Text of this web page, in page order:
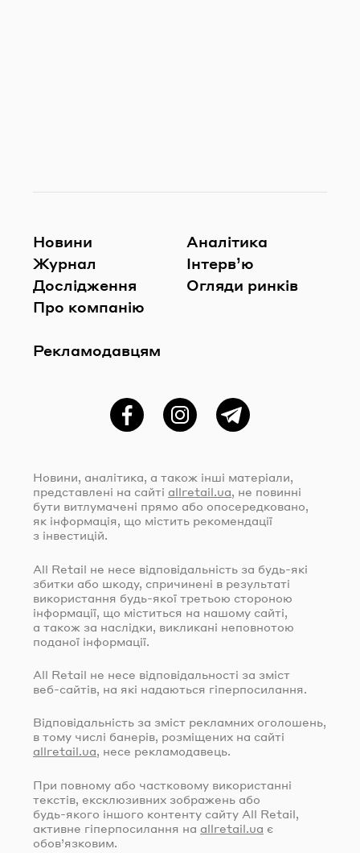
Новини
Журнал
Дослідження
Про компанію
Рекламодавцям
Аналітика
Інтерв’ю
Огляди ринків
ФейсбукInstagramTelegram
Новини, аналітика, а також інші матеріали,
представлені на сайті allretail.ua, не повинні
бути витлумачені прямо або опосередковано,
як інформація, що містить рекомендації
з інвестицій.
All Retail не несе відповідальність за будь-які
збитки або шкоду, спричинені в результаті
використання будь-якої третьою стороною
інформації, що міститься на нашому сайті,
а також за наслідки, викликані неповнотою
поданої інформації.
All Retail не несе відповідальності за зміст
веб-сайтів, на які надаються гіперпосилання.
Відповідальність за зміст рекламних оголошень,
в тому числі банерів, розміщених на сайті
allretail.ua, несе рекламодавець.
При повному або частковому використанні
текстів, ексклюзивних зображень або
будь-якого іншого контенту сайту All Retail,
активне гіперпосилання на allretail.ua є
обов’язковим.